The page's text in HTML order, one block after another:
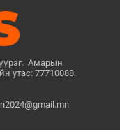
Амарын
утас: 77710088.